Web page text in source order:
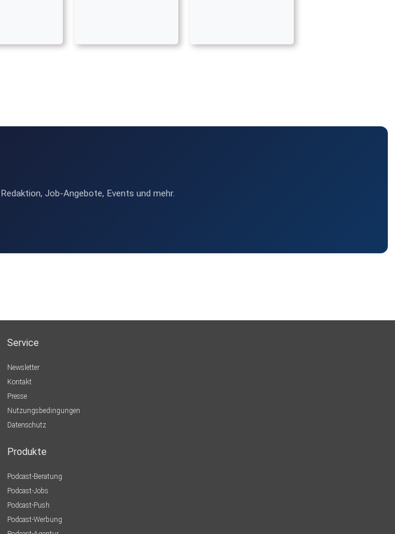
Job-Angebote, Events und mehr.
Service
Newsletter
Kontakt
Presse
Nutzungsbedingungen
Datenschutz
Produkte
Podcast-Beratung
Podcast-Jobs
Podcast-Push
Podcast-Werbung